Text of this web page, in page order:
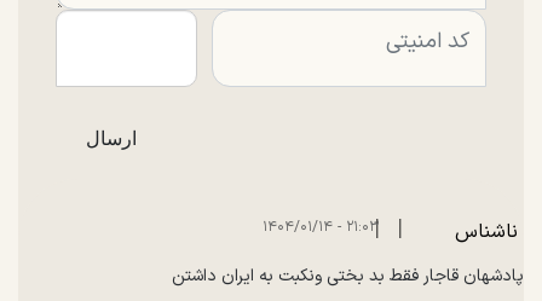
ناشناس |
|۲۱:۰۳ - ۱۴۰۴/۰۱/۱۴
پادشهان قاجار فقط بد بختی ونکبت به ایران داشتن